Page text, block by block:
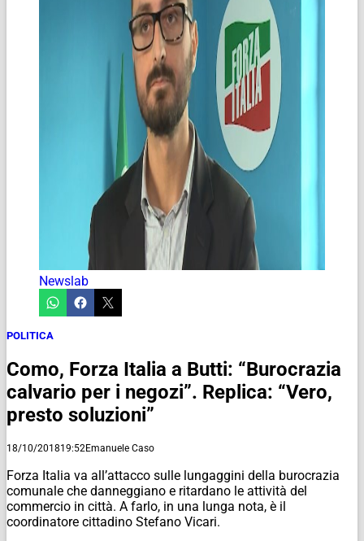
Newslab
POLITICA
Como, Forza Italia a Butti: “Burocrazia
calvario per i negozi”. Replica: “Vero,
presto soluzioni”
18/10/201819:52Emanuele Caso
Forza Italia va all’attacco sulle lungaggini della burocrazia
comunale che danneggiano e ritardano le attività del
commercio in città. A farlo, in una lunga nota, è il
coordinatore cittadino Stefano Vicari.